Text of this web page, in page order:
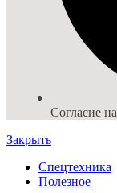
Согласие
Закрыть
Спецтехника
Полезное